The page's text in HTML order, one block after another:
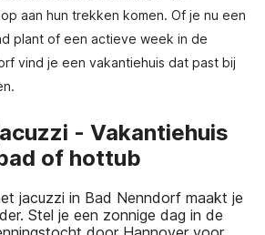
aan hun trekken komen. Of je nu een
plant of een actieve week in de
vind je een vakantiehuis dat past bij
- Vakantiehuis
of hottub
jacuzzi in Bad Nenndorf maakt je
Stel je een zonnige dag in de